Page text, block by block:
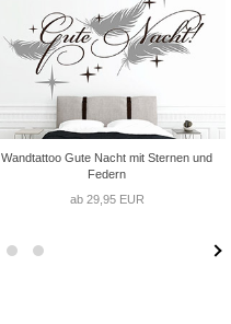
Wandtattoo Gute Nacht mit Sternen und
Federn
ab 29,95 EUR